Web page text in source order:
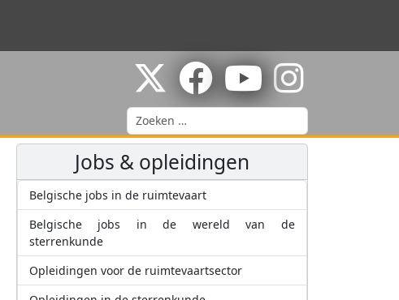
Zoeken
Jobs & opleidingen
Belgische jobs in de ruimtevaart
Belgische jobs in de wereld van de
sterrenkunde
Opleidingen voor de ruimtevaartsector